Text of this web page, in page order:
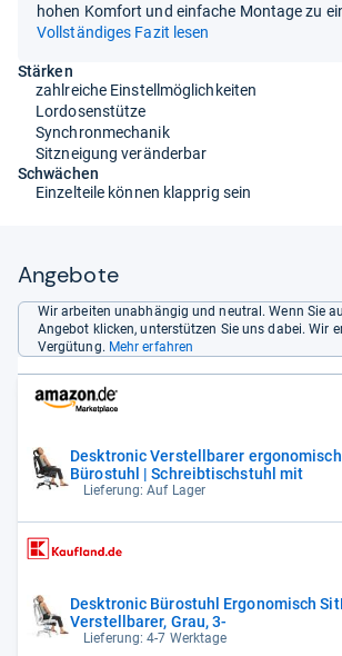
hohen Komfort und einfache Montage zu
Vollständiges Fazit lesen
Stärken
zahlreiche Einstellmöglichkeiten
Lordosenstütze
Synchronmechanik
Sitzneigung veränderbar
Schwächen
Einzelteile können klapprig sein
Angebote
Wir arbeiten unabhängig und neutral. Wenn Sie
Angebot klicken, unterstützen Sie uns dabei. Wir
Vergütung. Mehr erfahren
Desktronic Verstellbarer
Bürostuhl | Schreibtischstuhl mit
Lieferung: Auf Lager
Desktronic Bürostuhl Ergonomisch
Verstellbarer, Grau, 3-
Lieferung: 4-7 Werktage